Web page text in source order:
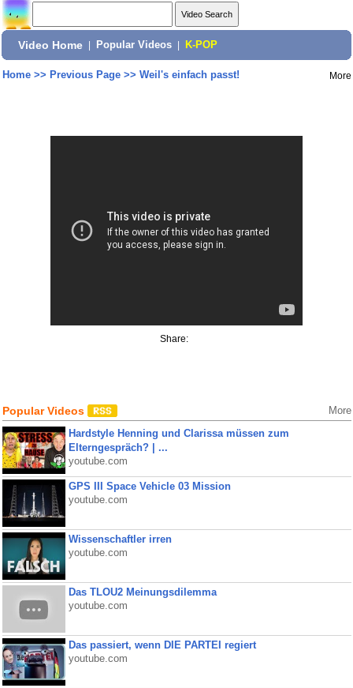
Video Home Popular Videos K-POP
Home>> Previous Page>> Weil's einfach passt! More
Share:
Popular Videos More
Hardstyle Henning und Clarissa müssen zum
Elterngespräch? | ...
youtube.com
GPS III Space Vehicle 03 Mission
youtube.com
Wissenschaftler irren
youtube.com
Das TLOU2 Meinungsdilemma
youtube.com
Das passiert, wenn DIE PARTEI regiert
youtube.com